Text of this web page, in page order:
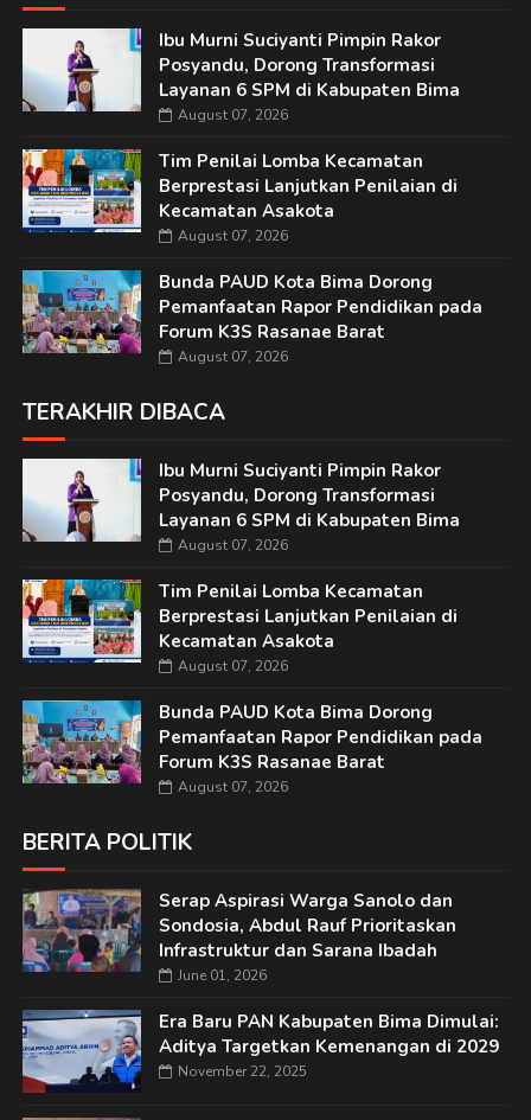
Ibu Murni Suciyanti Pimpin Rakor
Posyandu, Dorong Transformasi
Layanan 6 SPM di Kabupaten Bima
August 07, 2026
Tim Penilai Lomba Kecamatan
Berprestasi Lanjutkan Penilaian di
Kecamatan Asakota
August 07, 2026
Bunda PAUD Kota Bima Dorong
Pemanfaatan Rapor Pendidikan pada
Forum K3S Rasanae Barat
August 07, 2026
TERAKHIR DIBACA
Ibu Murni Suciyanti Pimpin Rakor
Posyandu, Dorong Transformasi
Layanan 6 SPM di Kabupaten Bima
August 07, 2026
Tim Penilai Lomba Kecamatan
Berprestasi Lanjutkan Penilaian di
Kecamatan Asakota
August 07, 2026
Bunda PAUD Kota Bima Dorong
Pemanfaatan Rapor Pendidikan pada
Forum K3S Rasanae Barat
August 07, 2026
BERITA POLITIK
Serap Aspirasi Warga Sanolo dan
Sondosia, Abdul Rauf Prioritaskan
Infrastruktur dan Sarana Ibadah
June 01, 2026
Era Baru PAN Kabupaten Bima Dimulai:
Aditya Targetkan Kemenangan di 2029
November 22, 2025